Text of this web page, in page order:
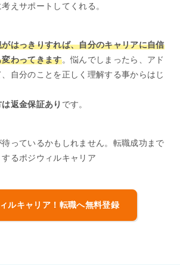
えサポートしてくれる。
はっきりすれば、自分のキャリアに自信
わってきます。悩んでしまったら、アド
自分のことを正しく理解する事からはじ
返金保証あり です。
っているかもしれません。転職成功まで
るポジウィルキャリア
ルキャリア！転職へ無料登録